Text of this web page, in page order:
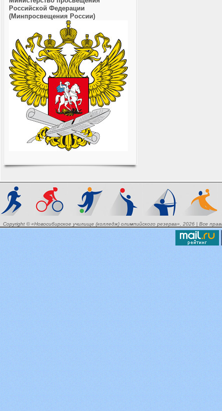
Российской Федерации
(Минпросвещения России)
Copyright © «Новосибирское училище (колледж) олимпийского резерва», 2026 | Все